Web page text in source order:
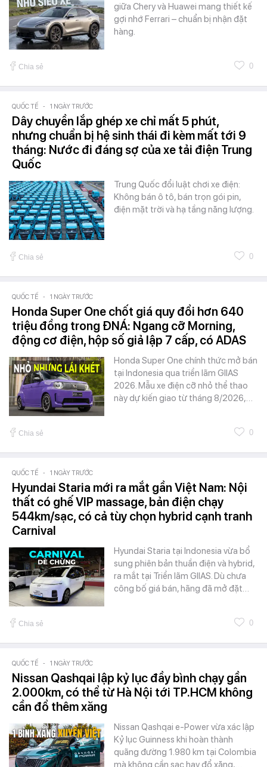
giữa Chery và Huawei mang thiết kế
gợi nhớ Ferrari – chuẩn bị nhận đặt
hàng.
Chia sẻ 0
QUỐC TẾ - 1 NGÀY TRƯỚC
Dây chuyền lắp ghép xe chỉ mất 5 phút,
nhưng chuẩn bị hệ sinh thái đi kèm mất tới 9
tháng: Nước đi đáng sợ của xe tải điện Trung
Quốc
Trung Quốc đổi luật chơi xe điện:
Không bán ô tô, bán trọn gói pin,
điện mặt trời và hạ tầng năng lượng.
Chia sẻ 0
QUỐC TẾ - 1 NGÀY TRƯỚC
Honda Super One chốt giá quy đổi hơn 640
triệu đồng trong ĐNÁ: Ngang cỡ Morning,
động cơ điện, hộp số giả lập 7 cấp, có ADAS
Honda Super One chính thức mở bán
tại Indonesia qua triển lãm GIIAS
2026. Mẫu xe điện cỡ nhỏ thể thao
này dự kiến giao từ tháng 8/2026,…
Chia sẻ 0
QUỐC TẾ - 1 NGÀY TRƯỚC
Hyundai Staria mới ra mắt gần Việt Nam: Nội
thất có ghế VIP massage, bản điện chạy
544km/sạc, có cả tùy chọn hybrid cạnh tranh
Carnival
Hyundai Staria tại Indonesia vừa bổ
sung phiên bản thuần điện và hybrid,
ra mắt tại Triển lãm GIIAS. Dù chưa
công bố giá bán, hãng đã mở đặt…
Chia sẻ 0
QUỐC TẾ - 1 NGÀY TRƯỚC
Nissan Qashqai lập kỷ lục đầy bình chạy gần
2.000km, có thể từ Hà Nội tới TP.HCM không
cần đổ thêm xăng
Nissan Qashqai e-Power vừa xác lập
Kỷ lục Guinness khi hoàn thành
quãng đường 1.980 km tại Colombia
mà không cần sạc hay đổ xăng,…